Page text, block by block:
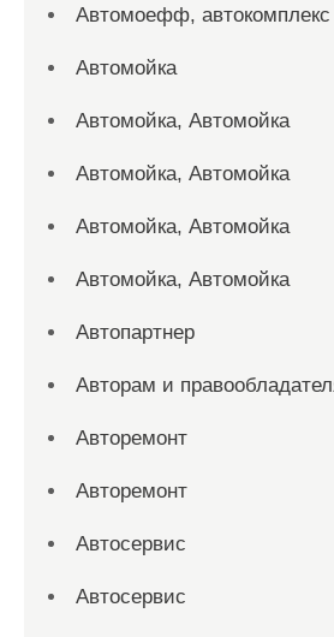
Автомоефф, автокомплекс
Автомойка
Автомойка, Автомойка
Автомойка, Автомойка
Автомойка, Автомойка
Автомойка, Автомойка
Автопартнер
Авторам и
Авторемонт
Авторемонт
Автосервис
Автосервис